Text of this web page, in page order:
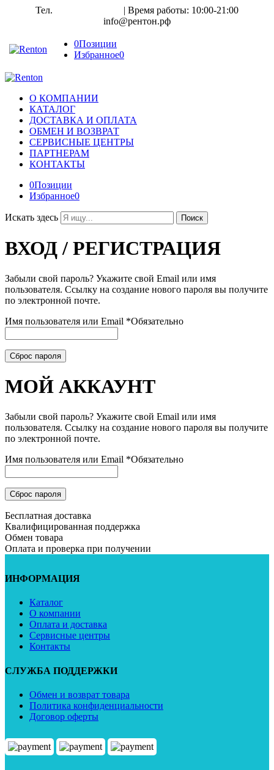
Тел.
| Время работы: 10:00-21:00
info@рентон.рф
0Позиции
Избранное0
О КОМПАНИИ
КАТАЛОГ
ДОСТАВКА И ОПЛАТА
ОБМЕН И ВОЗВРАТ
СЕРВИСНЫЕ ЦЕНТРЫ
ПАРТНЕРАМ
КОНТАКТЫ
0Позиции
Избранное0
Искать здесь Поиск
ВХОД / РЕГИСТРАЦИЯ
Забыли свой пароль? Укажите свой Email или имя
пользователя. Ссылку на создание нового пароля вы получите
по электронной почте.
Имя пользователя или Email *Обязательно
Сброс пароля
МОЙ АККАУНТ
Забыли свой пароль? Укажите свой Email или имя
пользователя. Ссылку на создание нового пароля вы получите
по электронной почте.
Имя пользователя или Email *Обязательно
Сброс пароля
Бесплатная доставка
Квалифицированная поддержка
Обмен товара
Оплата и проверка при получении
ИНФОРМАЦИЯ
Каталог
О компании
Оплата и доставка
Сервисные центры
Контакты
СЛУЖБА ПОДДЕРЖКИ
Обмен и возврат товара
Политика конфиденциальности
Договор оферты